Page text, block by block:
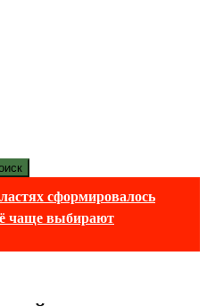
сформировалось
чаще выбирают